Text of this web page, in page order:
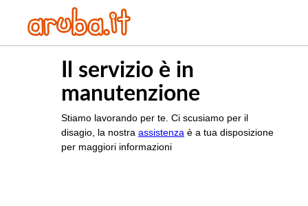
Il servizio è in
manutenzione
Stiamo lavorando per te. Ci scusiamo per il
disagio, la nostra assistenza è a tua disposizione
per maggiori informazioni